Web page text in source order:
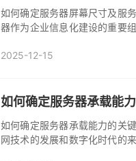
如何确定服务器屏幕尺寸及服
器作为企业信息化建设的重要
定服务器屏幕尺寸、如何确定
2025-12-15
如何确定服务器承载能
如何确定服务器承载能力的关
网技术的发展和数字化时代的